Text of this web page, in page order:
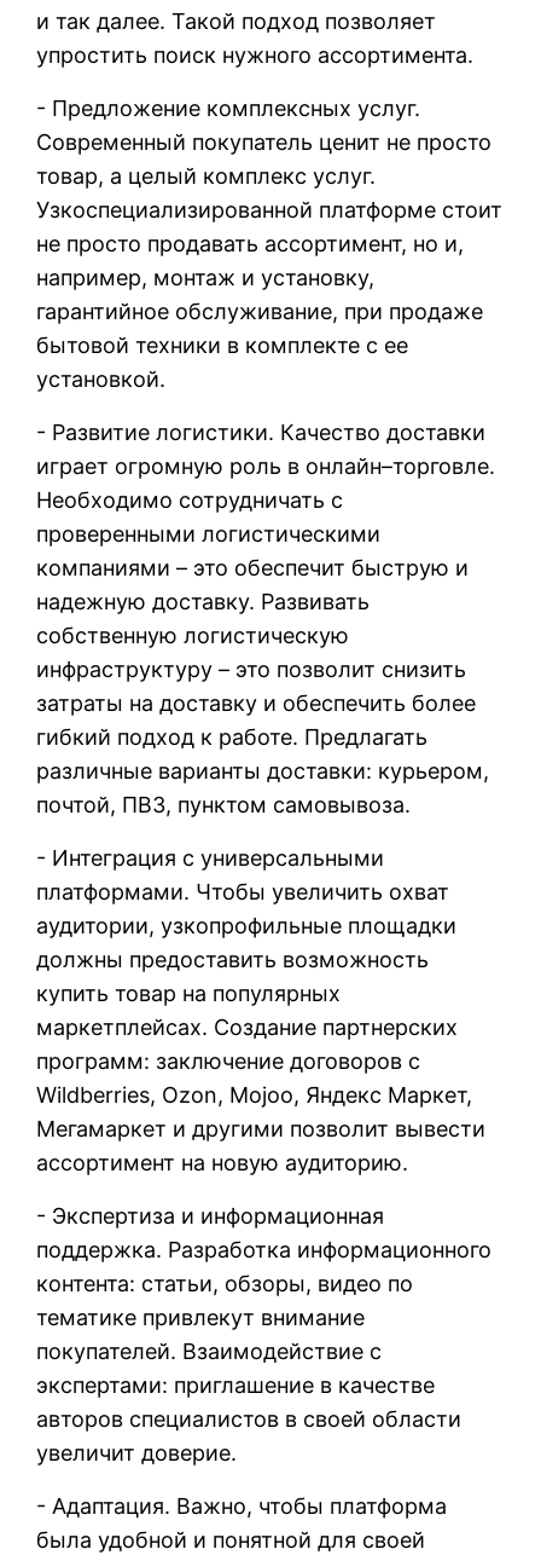
и так далее. Такой подход позволяет
упростить поиск нужного ассортимента.
- Предложение комплексных услуг.
Современный покупатель ценит не просто
товар, а целый комплекс услуг.
Узкоспециализированной платформе стоит
не просто продавать ассортимент, но и,
например, монтаж и установку,
гарантийное обслуживание, при продаже
бытовой техники в комплекте с ее
установкой.
- Развитие логистики. Качество доставки
играет огромную роль в онлайн–торговле.
Необходимо сотрудничать с
проверенными логистическими
компаниями – это обеспечит быструю и
надежную доставку. Развивать
собственную логистическую
инфраструктуру – это позволит снизить
затраты на доставку и обеспечить более
гибкий подход к работе. Предлагать
различные варианты доставки: курьером,
почтой, ПВЗ, пунктом самовывоза.
- Интеграция с универсальными
платформами. Чтобы увеличить охват
аудитории, узкопрофильные площадки
должны предоставить возможность
купить товар на популярных
маркетплейсах. Создание партнерских
программ: заключение договоров с
Wildberries, Ozon, Mojoo, Яндекс Маркет,
Мегамаркет и другими позволит вывести
ассортимент на новую аудиторию.
- Экспертиза и информационная
поддержка. Разработка информационного
контента: статьи, обзоры, видео по
тематике привлекут внимание
покупателей. Взаимодействие с
экспертами: приглашение в качестве
авторов специалистов в своей области
увеличит доверие.
- Адаптация. Важно, чтобы платформа
была удобной и понятной для своей